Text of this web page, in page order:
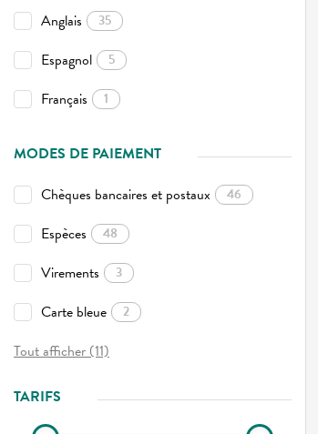
Anglais
35
Espagnol 5
Français 1
MODES DE PAIEMENT
Chèques bancaires et postaux
46
Espèces 48
Virements 3
Carte bleue 2
Tout afficher (11)
TARIFS